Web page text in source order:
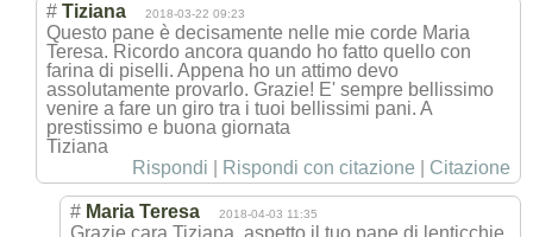
# Tiziana 2018-03-22 09:23
Questo pane è decisamente nelle mie corde Maria
Teresa. Ricordo ancora quando ho fatto quello con
farina di piselli. Appena ho un attimo devo
assolutamente provarlo. Grazie! E' sempre bellissimo
venire a fare un giro tra i tuoi bellissimi pani. A
prestissimo e buona giornata
Tiziana
Rispondi
Rispondi con citazione Citazione
# Maria Teresa 2018-04-03 11:35
Grazie cara Tiziana, aspetto il tuo pane di lenticchie,